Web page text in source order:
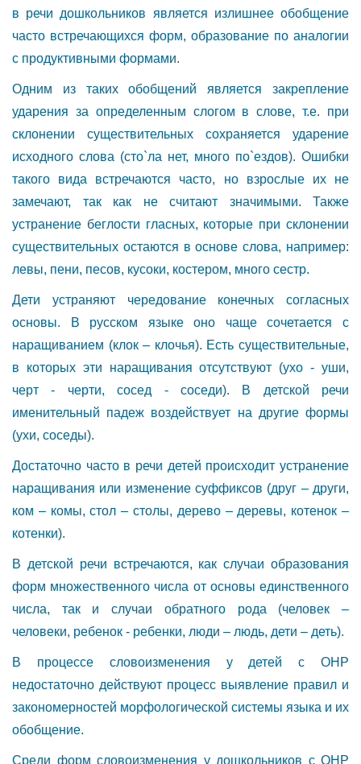
в речи дошкольников является излишнее обобщение
часто встречающихся форм, образование по аналогии
с продуктивными формами.
Одним из таких обобщений является закрепление
ударения за определенным слогом в слове, т.е. при
склонении существительных сохраняется ударение
исходного слова (сто`ла нет, много по`ездов). Ошибки
такого вида встречаются часто, но взрослые их не
замечают, так как не считают значимыми. Также
устранение беглости гласных, которые при склонении
существительных остаются в основе слова, например:
левы, пени, песов, кусоки, костером, много сестр.
Дети устраняют чередование конечных согласных
основы. В русском языке оно чаще сочетается с
наращиванием (клок – клочья). Есть существительные,
в которых эти наращивания отсутствуют (ухо - уши,
черт - черти, сосед - соседи). В детской речи
именительный падеж воздействует на другие формы
(ухи, соседы).
Достаточно часто в речи детей происходит устранение
наращивания или изменение суффиксов (друг – други,
ком – комы, стол – столы, дерево – деревы, котенок –
котенки).
В детской речи встречаются, как случаи образования
форм множественного числа от основы единственного
числа, так и случаи обратного рода (человек –
человеки, ребенок - ребенки, люди – людь, дети – деть).
В процессе словоизменения у детей с ОНР
недостаточно действуют процесс выявление правил и
закономерностей морфологической системы языка и их
обобщение.
Среди форм словоизменения у дошкольников с ОНР